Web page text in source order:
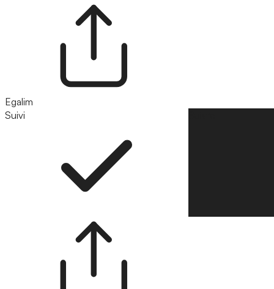
Egalim
Suivi